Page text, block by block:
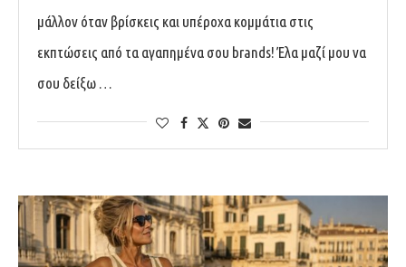
μάλλον όταν βρίσκεις και υπέροχα κομμάτια στις
εκπτώσεις από τα αγαπημένα σου brands! Έλα μαζί μου να
σου δείξω …